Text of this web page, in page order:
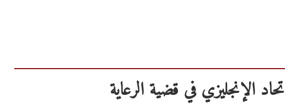
الإنجليزي في قضية الرعاية